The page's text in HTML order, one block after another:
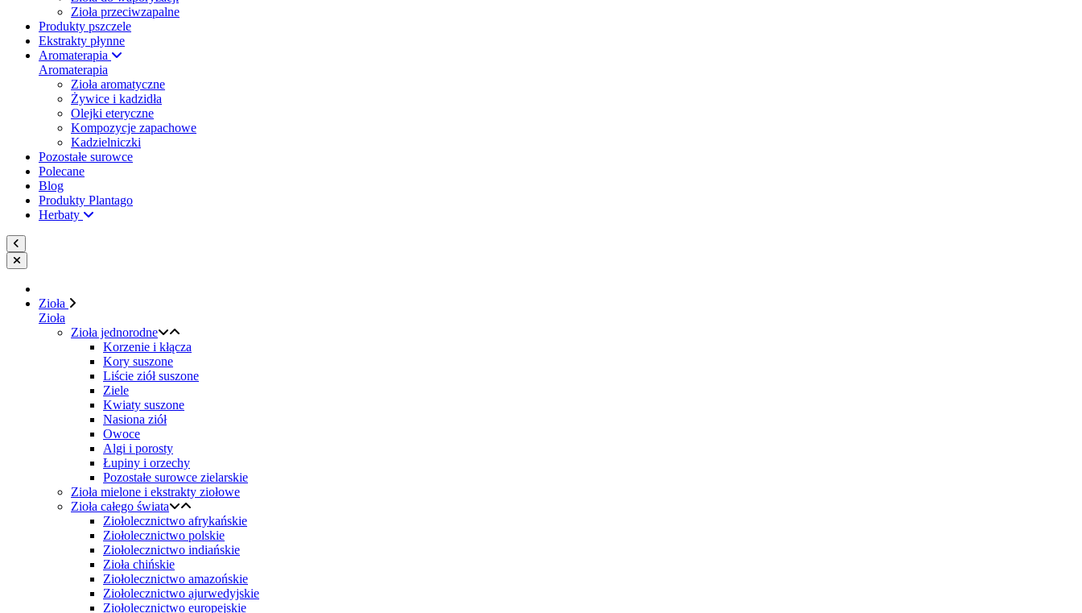
Zioła przeciwzapalne
Produkty pszczele
Ekstrakty płynne
Aromaterapia
Aromaterapia
Zioła aromatyczne
Żywice i kadzidła
Olejki eteryczne
Kompozycje zapachowe
Kadzielniczki
Pozostałe surowce
Polecane
Blog
Produkty Plantago
Herbaty
Zioła
Zioła
Zioła jednorodne
Korzenie i kłącza
Kory suszone
Liście ziół suszone
Ziele
Kwiaty suszone
Nasiona ziół
Owoce
Algi i porosty
Łupiny i orzechy
Pozostałe surowce zielarskie
Zioła mielone i ekstrakty ziołowe
Zioła całego świata
Ziołolecznictwo afrykańskie
Ziołolecznictwo polskie
Ziołolecznictwo indiańskie
Zioła chińskie
Ziołolecznictwo amazońskie
Ziołolecznictwo ajurwedyjskie
Ziołolecznictwo europejskie